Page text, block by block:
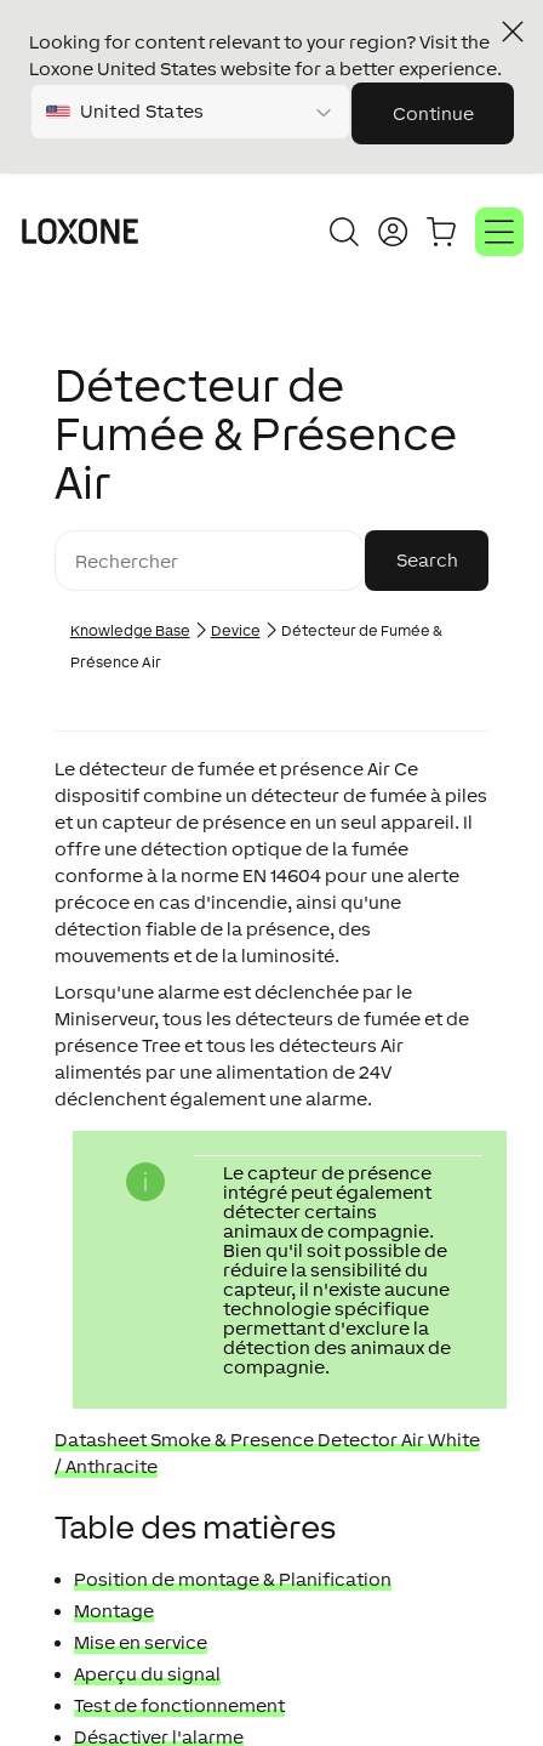
Looking for content relevant to your region? Visit the
Loxone United States website for a better experience.
United States Continue
Détecteur de
Fumée & Présence
Air
Knowledge Base Device
Détecteur de Fumée &
Présence Air
Le détecteur de fumée et présence Air Ce
dispositif combine un détecteur de fumée à piles
et un capteur de présence en un seul appareil. Il
offre une détection optique de la fumée
conforme à la norme EN 14604 pour une alerte
précoce en cas d'incendie, ainsi qu'une
détection fiable de la présence, des
mouvements et de la luminosité.
Lorsqu'une alarme est déclenchée par le
Miniserveur, tous les détecteurs de fumée et de
présence Tree et tous les détecteurs Air
alimentés par une alimentation de 24V
déclenchent également une alarme.
Le capteur de présence
intégré peut également
détecter certains
animaux de compagnie.
Bien qu'il soit possible de
réduire la sensibilité du
capteur, il n'existe aucune
technologie spécifique
permettant d'exclure la
détection des animaux de
compagnie.
Datasheet Smoke & Presence Detector Air White
/Anthracite
Table des matières
Position de montage & Planification
Montage
Mise en service
Aperçu du signal
Test de fonctionnement
Désactiver l'alarme